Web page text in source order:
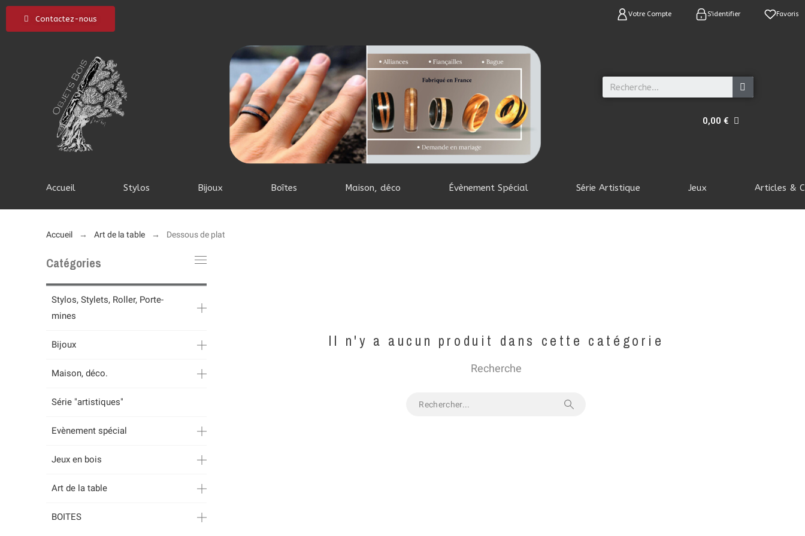
Contactez-nous
S'identifier
Votre Compte Favoris
0,00 €
Accueil Stylos Bijoux Boîtes Maison, déco Évènement Spécial Série Artistique Jeux Articles &
Accueil Art de la table Dessous de plat
Catégories
Stylos, Stylets, Roller, Porte-
mines
Bijoux
Maison, déco.
Série "artistiques"
Evènement spécial
Jeux en bois
Art de la table
BOITES
Il n'y a aucun produit dans cette catégorie
Recherche